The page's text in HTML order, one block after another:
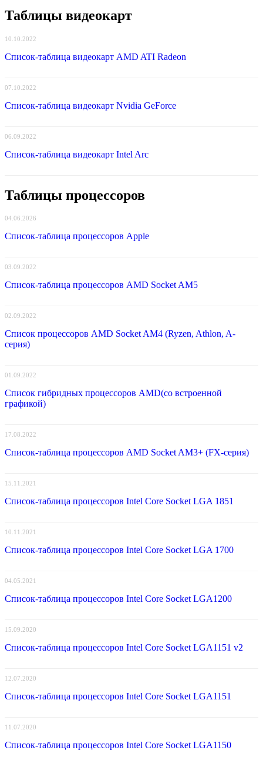
Таблицы видеокарт
10.10.2022
Список-таблица видеокарт AMD ATI Radeon
07.10.2022
Список-таблица видеокарт Nvidia GeForce
06.09.2022
Список-таблица видеокарт Intel Arc
Таблицы процессоров
04.06.2026
Список-таблица процессоров Apple
03.09.2022
Список-таблица процессоров AMD Socket AM5
02.09.2022
Список процессоров AMD Socket AM4 (Ryzen, Athlon, A-
серия)
01.09.2022
Список гибридных процессоров AMD(со встроенной
графикой)
17.08.2022
Список-таблица процессоров AMD Socket AM3+ (FX-серия)
15.11.2021
Список-таблица процессоров Intel Core Socket LGA 1851
10.11.2021
Список-таблица процессоров Intel Core Socket LGA 1700
04.05.2021
Список-таблица процессоров Intel Core Socket LGA1200
15.09.2020
Список-таблица процессоров Intel Core Socket LGA1151 v2
12.07.2020
Список-таблица процессоров Intel Core Socket LGA1151
11.07.2020
Список-таблица процессоров Intel Core Socket LGA1150